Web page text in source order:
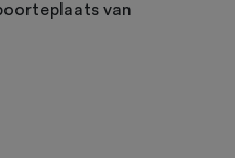
van